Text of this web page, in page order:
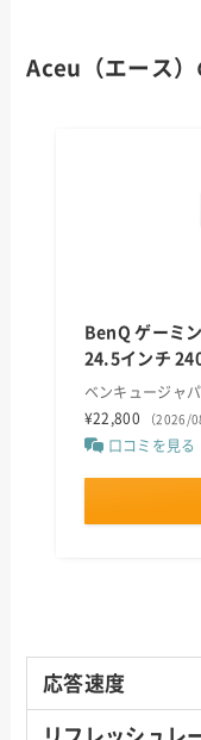
Aceu（エース）
BenQ ゲーミ
24.5インチ
ベンキュージャ
¥22,800
（2026/
口コミを見る
応答速度
リフレッシュレ